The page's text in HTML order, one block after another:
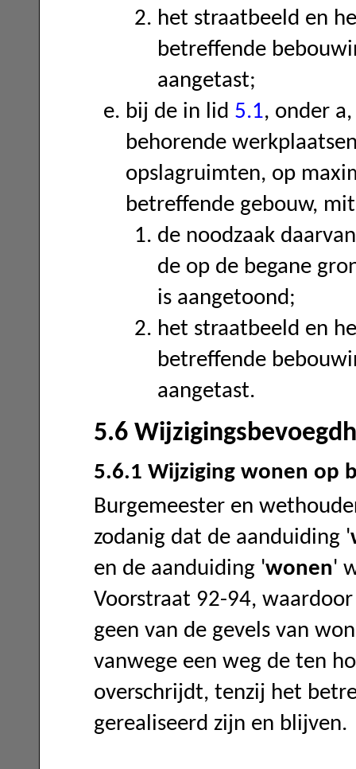
het straatbeeld en
betreffende
aangetast;
bij de in lid 5.1, onder
behorende
opslagruimten, op
betreffende gebouw,
de noodzaak
de op de begane
is aangetoond;
het straatbeeld en
betreffende
aangetast.
5.6
5.6.1 Wijziging wonen op
Burgemeester en
zodanig dat de aanduiding '
en de aanduiding 'wonen'
Voorstraat 92-94,
geen van de gevels van
vanwege een weg de ten
overschrijdt, tenzij het
gerealiseerd zijn en blijven.